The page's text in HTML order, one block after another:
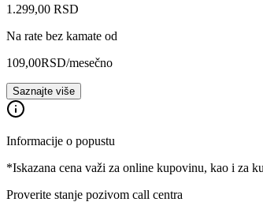
1.299,00 RSD
Na rate bez kamate od
109,00RSD/mesečno
Saznajte više
Informacije o popustu
*Iskazana cena važi za online kupovinu, kao i za
Proverite stanje pozivom call centra